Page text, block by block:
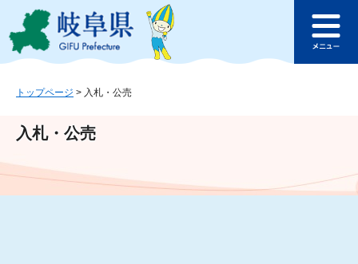
ジ
ュ
文
このページの本文へ
ュ
トップページ > 入札・公売
入札・公売